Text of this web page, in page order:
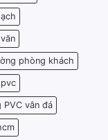
phòng khách
vân đá